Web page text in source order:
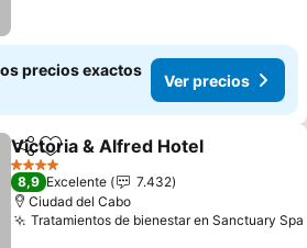
precios exactos
Ver precios
CompartirAgregar a favoritos
Victoria & Alfred Hotel
4 Estrellas
8,9 Excelente
7.432
Ciudad del Cabo
Tratamientos de bienestar en Sanctuary Spa